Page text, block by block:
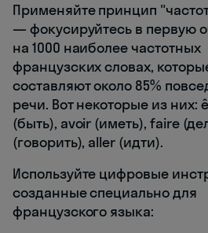
Применяйте принцип
— фокусируйтесь в первую
на 1000 наиболее частотных
французских словах,
составляют около 85%
речи. Вот некоторые из них:
(быть), avoir (иметь), faire
(говорить), aller (идти).
Используйте цифровые
созданные специально для
французского языка: